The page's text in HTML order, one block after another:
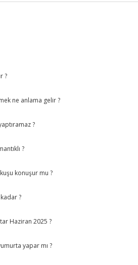
?
ne anlama gelir ?
?
?
konuşur mu ?
?
Haziran 2025 ?
yapar mı ?